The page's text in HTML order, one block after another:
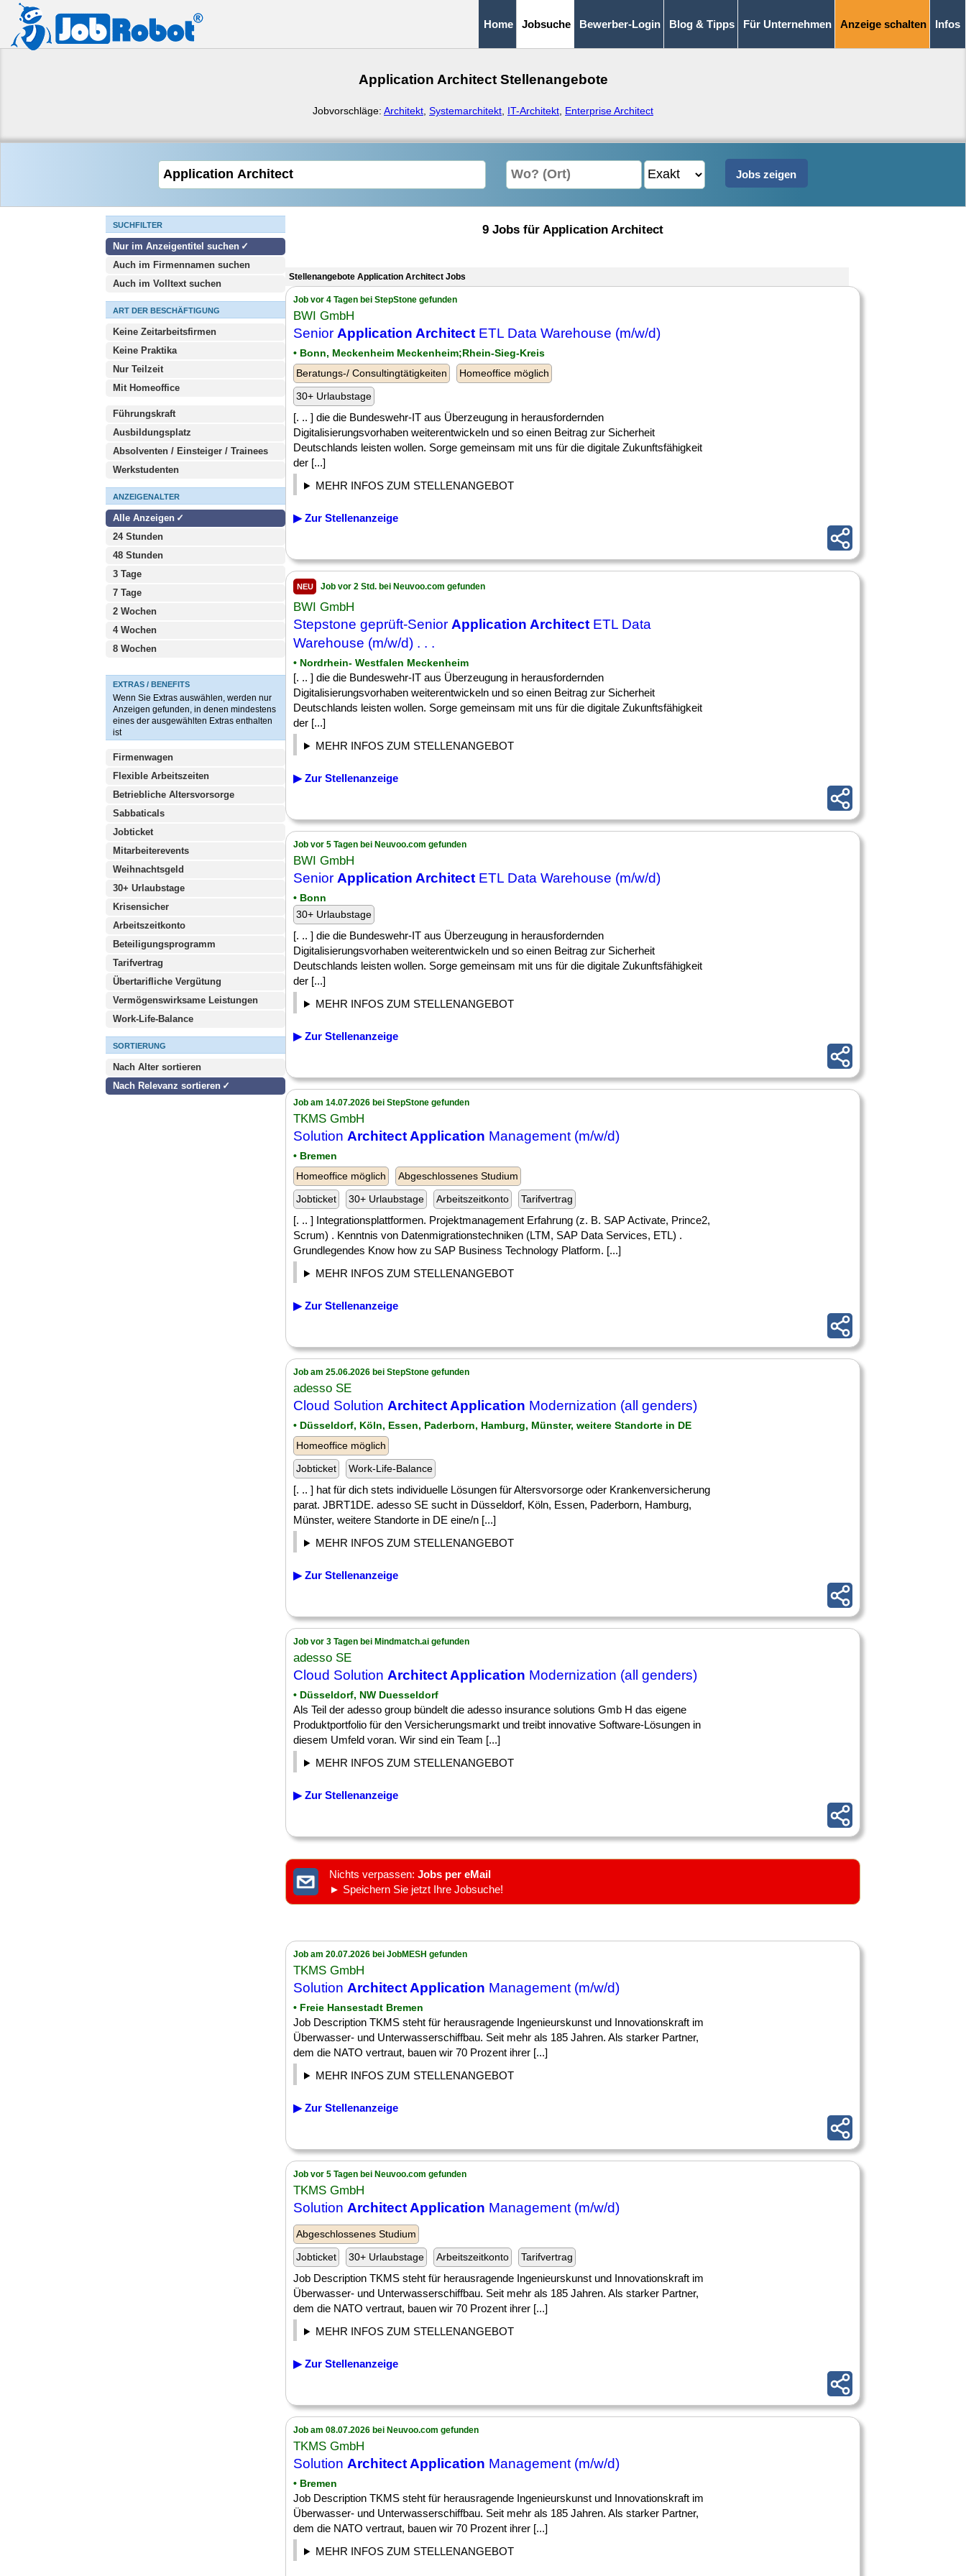
Home Jobsuche Bewerber-Login Blog & Tipps Für Unternehmen Anzeige schalten Infos
Application Architect Stellenangebote
Jobvorschläge: Architekt Systemarchitekt IT-Architekt Enterprise Architect
SUCHFILTER
Nur im Anzeigentitel suchen
Auch im Firmennamen suchen
Auch im Volltext suchen
ART DER BESCHÄFTIGUNG
Keine Zeitarbeitsfirmen
Keine Praktika
Nur Teilzeit
Mit Homeoffice
Führungskraft
Ausbildungsplatz
Absolventen / Einsteiger / Trainees
Werkstudenten
ANZEIGENALTER
Alle Anzeigen
24 Stunden
48 Stunden
3 Tage
7 Tage
2 Wochen
4 Wochen
8 Wochen
EXTRAS / BENEFITS
Wenn Sie Extras auswählen, werden nur
Anzeigen gefunden, in denen mindestens
eines der ausgewählten Extras enthalten
ist
Firmenwagen
Flexible Arbeitszeiten
Betriebliche Altersvorsorge
Sabbaticals
Jobticket
Mitarbeiterevents
Weihnachtsgeld
30+ Urlaubstage
Krisensicher
Arbeitszeitkonto
Beteiligungsprogramm
Tarifvertrag
Übertarifliche Vergütung
Vermögenswirksame Leistungen
Work-Life-Balance
SORTIERUNG
Nach Alter sortieren
Nach Relevanz sortieren
9 Jobs für Application Architect
Stellenangebote Application Architect Jobs
Job vor 4 Tagen bei StepStone gefunden
BWI GmbH
Senior Application Architect ETL Data Warehouse (m/w/d)
• Bonn, Meckenheim Meckenheim;Rhein-Sieg-Kreis
Beratungs-/ Consultingtätigkeiten
Homeoffice möglich
30+ Urlaubstage
[. .. ] die die Bundeswehr-IT aus Überzeugung in herausfordernden
Digitalisierungsvorhaben weiterentwickeln und so einen Beitrag zur Sicherheit
Deutschlands leisten wollen. Sorge gemeinsam mit uns für die digitale Zukunftsfähigkeit
der [...]
MEHR INFOS ZUM STELLENANGEBOT
▶ Zur Stellenanzeige
NEU Job vor 2 Std. bei Neuvoo.com gefunden
BWI GmbH
Stepstone geprüft-Senior Application Architect ETL Data
Warehouse (m/w/d) . . .
• Nordrhein- Westfalen Meckenheim
[. .. ] die die Bundeswehr-IT aus Überzeugung in herausfordernden
Digitalisierungsvorhaben weiterentwickeln und so einen Beitrag zur Sicherheit
Deutschlands leisten wollen. Sorge gemeinsam mit uns für die digitale Zukunftsfähigkeit
der [...]
MEHR INFOS ZUM STELLENANGEBOT
▶ Zur Stellenanzeige
Job vor 5 Tagen bei Neuvoo.com gefunden
BWI GmbH
Senior Application Architect ETL Data Warehouse (m/w/d)
• Bonn
30+ Urlaubstage
[. .. ] die die Bundeswehr-IT aus Überzeugung in herausfordernden
Digitalisierungsvorhaben weiterentwickeln und so einen Beitrag zur Sicherheit
Deutschlands leisten wollen. Sorge gemeinsam mit uns für die digitale Zukunftsfähigkeit
der [...]
MEHR INFOS ZUM STELLENANGEBOT
▶ Zur Stellenanzeige
Job am 14.07.2026 bei StepStone gefunden
TKMS GmbH
Solution Architect Application Management (m/w/d)
• Bremen
Homeoffice möglich
Abgeschlossenes Studium
Jobticket
30+ Urlaubstage Arbeitszeitkonto Tarifvertrag
[. .. ] Integrationsplattformen. Projektmanagement Erfahrung (z. B. SAP Activate, Prince2,
Scrum) . Kenntnis von Datenmigrationstechniken (LTM, SAP Data Services, ETL) .
Grundlegendes Know how zu SAP Business Technology Platform. [...]
MEHR INFOS ZUM STELLENANGEBOT
▶ Zur Stellenanzeige
Job am 25.06.2026 bei StepStone gefunden
adesso SE
Cloud Solution Architect Application Modernization (all genders)
• Düsseldorf, Köln, Essen, Paderborn, Hamburg, Münster, weitere Standorte in DE
Homeoffice möglich
Jobticket
Work-Life-Balance
[. .. ] hat für dich stets individuelle Lösungen für Altersvorsorge oder Krankenversicherung
parat. JBRT1DE. adesso SE sucht in Düsseldorf, Köln, Essen, Paderborn, Hamburg,
Münster, weitere Standorte in DE eine/n [...]
MEHR INFOS ZUM STELLENANGEBOT
▶ Zur Stellenanzeige
Job vor 3 Tagen bei Mindmatch.ai gefunden
adesso SE
Cloud Solution Architect Application Modernization (all genders)
• Düsseldorf, NW Duesseldorf
Als Teil der adesso group bündelt die adesso insurance solutions Gmb H das eigene
Produktportfolio für den Versicherungsmarkt und treibt innovative Software-Lösungen in
diesem Umfeld voran. Wir sind ein Team [...]
MEHR INFOS ZUM STELLENANGEBOT
▶ Zur Stellenanzeige
Nichts verpassen: Jobs per eMail
► Speichern Sie jetzt Ihre Jobsuche!
Job am 20.07.2026 bei JobMESH gefunden
TKMS GmbH
Solution Architect Application Management (m/w/d)
• Freie Hansestadt Bremen
Job Description TKMS steht für herausragende Ingenieurskunst und Innovationskraft im
Überwasser- und Unterwasserschiffbau. Seit mehr als 185 Jahren. Als starker Partner,
dem die NATO vertraut, bauen wir 70 Prozent ihrer [...]
MEHR INFOS ZUM STELLENANGEBOT
▶ Zur Stellenanzeige
Job vor 5 Tagen bei Neuvoo.com gefunden
TKMS GmbH
Solution Architect Application Management (m/w/d)
Abgeschlossenes Studium
Jobticket
30+ Urlaubstage Arbeitszeitkonto Tarifvertrag
Job Description TKMS steht für herausragende Ingenieurskunst und Innovationskraft im
Überwasser- und Unterwasserschiffbau. Seit mehr als 185 Jahren. Als starker Partner,
dem die NATO vertraut, bauen wir 70 Prozent ihrer [...]
MEHR INFOS ZUM STELLENANGEBOT
▶ Zur Stellenanzeige
Job am 08.07.2026 bei Neuvoo.com gefunden
TKMS GmbH
Solution Architect Application Management (m/w/d)
• Bremen
Job Description TKMS steht für herausragende Ingenieurskunst und Innovationskraft im
Überwasser- und Unterwasserschiffbau. Seit mehr als 185 Jahren. Als starker Partner,
dem die NATO vertraut, bauen wir 70 Prozent ihrer [...]
MEHR INFOS ZUM STELLENANGEBOT